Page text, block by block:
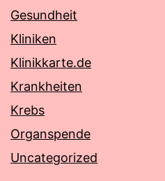
Gesundheit
Kliniken
Klinikkarte.de
Krankheiten
Krebs
Organspende
Uncategorized